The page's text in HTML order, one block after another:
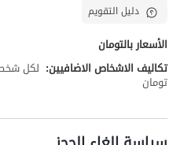
دليل التقويم
الأسعار بالتومان
تكاليف الاشخاص الاضافيين:
تومان